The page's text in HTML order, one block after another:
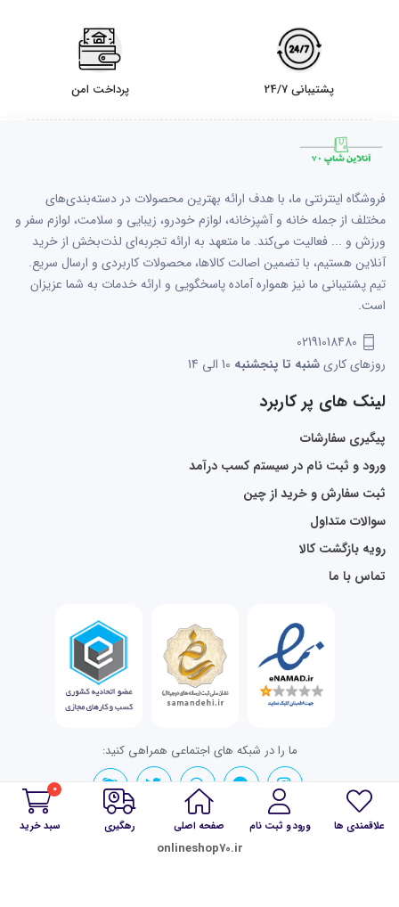
0
سبد خرید رهگیری صفحه اصلی ورود و ثبت نام علاقمندی ها
onlineshop70.ir
پشتیبانی 24/7 پرداخت امن
فروشگاه اینترنتی ما، با هدف ارائه بهترین محصولات در دسته‌بندی‌های
مختلف از جمله خانه و آشپزخانه، لوازم خودرو، زیبایی و سلامت، لوازم سفر و
ورزش و ... فعالیت می‌کند. ما متعهد به ارائه تجربه‌ای لذت‌بخش از خرید
آنلاین هستیم، با تضمین اصالت کالاها، محصولات کاربردی و ارسال سریع.
تیم پشتیبانی ما نیز همواره آماده پاسخگویی و ارائه خدمات به شما عزیزان
است.
02191018480
روزهای کاریشنبه تا پنجشنبه
لینک های پر کاربرد
پیگیری سفارشات
ورود و ثبت نام در سیستم کسب درآمد
ثبت سفارش و خرید از چین
سوالات متداول
رویه بازگشت کالا
تماس با ما
ما را در شبکه های اجتماعی همراهی کنید:
تمامی حقوق برای onlineshop70.ir محفوظ است.